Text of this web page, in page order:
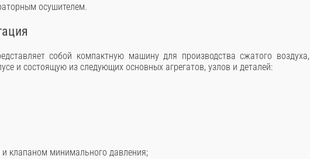
осушителем.
собой компактную машину для производства сжатого воздуха,
и состоящую из следующих основных агрегатов, узлов и деталей:
клапаном минимального давления;